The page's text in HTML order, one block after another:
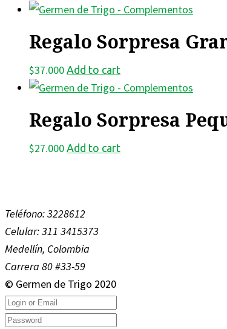
Regalo Sorpresa
$37.000 Add to cart
Regalo Sorpresa
$27.000 Add to cart
Teléfono: 3228612
Celular: 311 3415373
Medellín, Colombia
Carrera 80 #33-59
© Germen de Trigo 2020